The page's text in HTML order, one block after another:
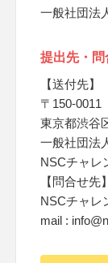
一般社団法
提出先・問
【送付先】
〒150-0011
東京都渋谷
一般社団法
NSCチャレ
【問合せ先】
NSCチャレ
mail :